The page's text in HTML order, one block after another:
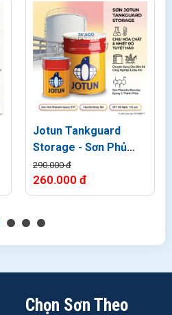
Jotun Tankguard
Storage - Sơn Phủ
Epoxy Chịu hóa chất
290.000 đ
260.000 đ
Chọn Sơn Theo